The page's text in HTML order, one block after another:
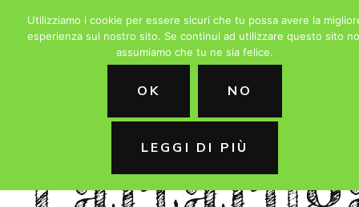
La
Utilizziamo i cookie per essere sicuri che tu possa avere la
esperienza sul nostro sito. Se continui ad utilizzare questo sito
assumiamo che tu ne sia felice.
OK NO
LEGGI DI PIÙ